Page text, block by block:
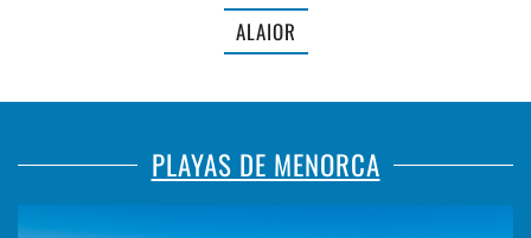
ALAIOR
PLAYAS DE MENORCA